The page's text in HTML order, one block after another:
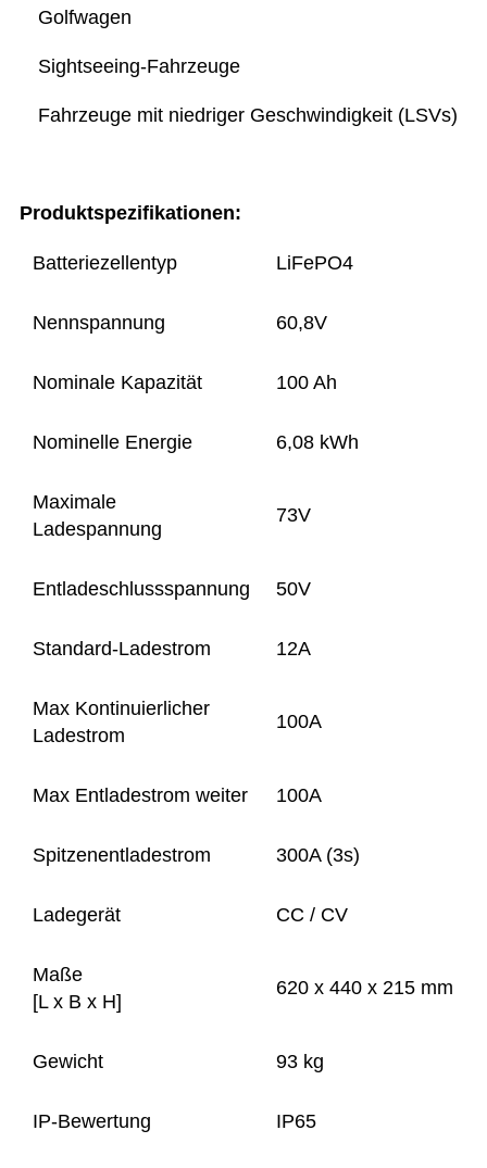
Golfwagen
Sightseeing-Fahrzeuge
Fahrzeuge mit niedriger Geschwindigkeit (LSVs)
Produktspezifikationen:
Batteriezellentyp LiFePO4
Nennspannung 60,8V
Nominale Kapazität 100 Ah
Nominelle Energie 6,08 kWh
Maximale
Ladespannung
73V
Entladeschlussspannung 50V
Standard-Ladestrom 12A
Max Kontinuierlicher
Ladestrom
100A
Max Entladestrom weiter 100A
Spitzenentladestrom 300A (3s)
Ladegerät CC / CV
Maße
[L x B x H]
620 x 440 x 215 mm
Gewicht 93 kg
IP-Bewertung IP65